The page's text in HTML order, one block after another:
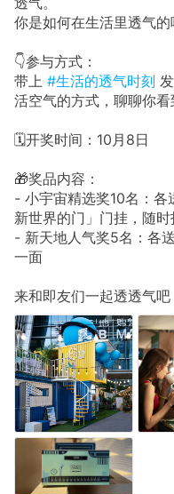
你是如何在生活里透气的
👇参与方式：
带上 #生活的透气时刻
活空气的方式，聊聊你
🗓开奖时间：10月8日
🎁奖品内容：
- 小宇宙精选奖10名：各
新世界的门」门挂，随
- 新天地人气奖5名：各
一面
来和即友们一起透透气吧